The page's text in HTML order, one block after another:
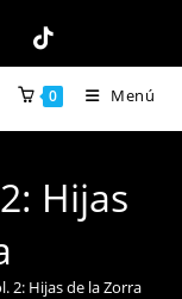
0 Menú
Hijas
2: Hijas de la Zorra